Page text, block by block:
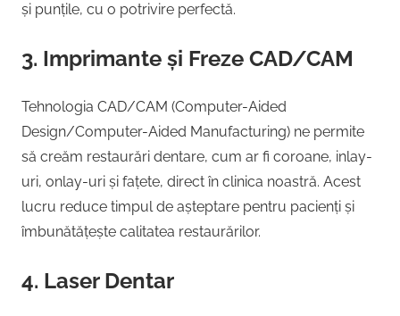
și punțile, cu o potrivire perfectă.
3. Imprimante și Freze CAD/CAM
Tehnologia CAD/CAM (Computer-Aided
Design/Computer-Aided Manufacturing) ne permite
să creăm restaurări dentare, cum ar fi coroane, inlay-
uri, onlay-uri și fațete, direct în clinica noastră. Acest
lucru reduce timpul de așteptare pentru pacienți și
îmbunătățește calitatea restaurărilor.
4. Laser Dentar